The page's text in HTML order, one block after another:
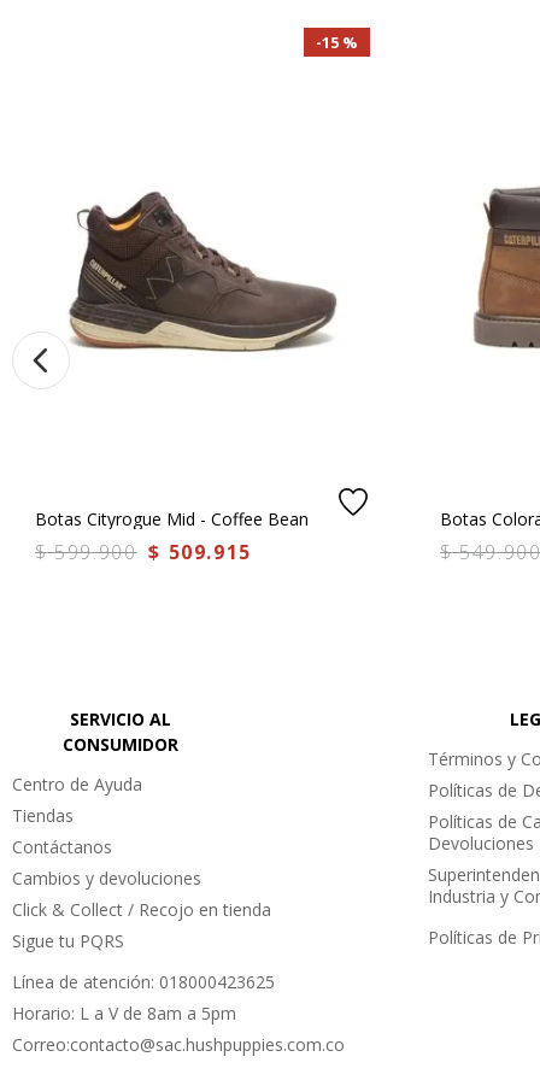
China
0 Calificación promedio(0 comentarios)
Más reciente
No hay comentarios.
15 %
Botas Cityrogue Mid - Coffee Bean
$ 599.900 $ 509.915
Botas
$ 549.
SERVICIO AL
CONSUMIDOR
Centro de Ayuda
Tiendas
Contáctanos
Cambios y devoluciones
Click & Collect / Recojo en tienda
Sigue tu PQRS
Línea de atención: 018000423625
Horario: L a V de 8am a 5pm
Correo:contacto@sac.hushpuppies.com.co
Términos y
Políticas de
Políticas de
Devoluciones
Industria y
Políticas de